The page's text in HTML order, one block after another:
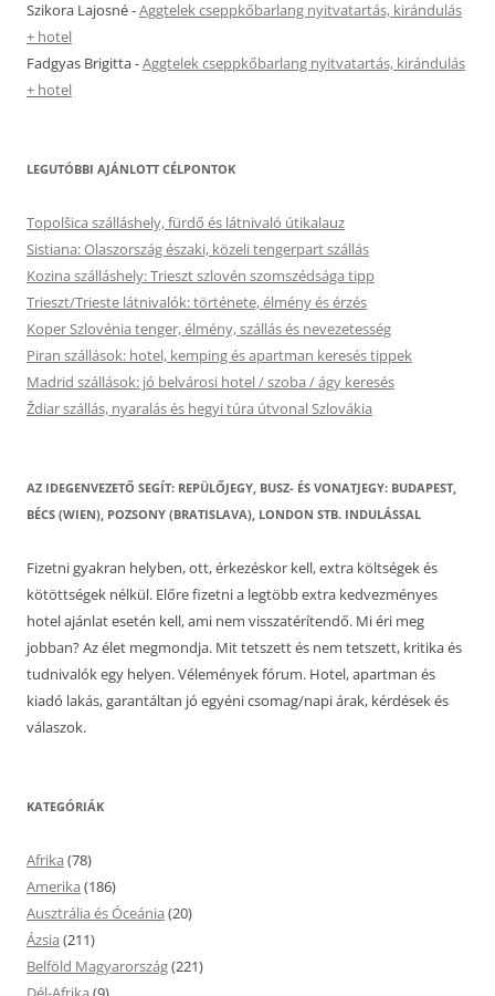
Szikora Lajosné-Aggtelek cseppkőbarlang nyitvatartás, kirándulás
+ hotel
Fadgyas Brigitta-Aggtelek cseppkőbarlang nyitvatartás, kirándulás
+ hotel
LEGUTÓBBI AJÁNLOTT CÉLPONTOK
Topolšica szálláshely, fürdő és látnivaló útikalauz
Sistiana: Olaszország északi, közeli tengerpart szállás
Kozina szálláshely: Trieszt szlovén szomszédsága tipp
Trieszt/Trieste látnivalók: története, élmény és érzés
Koper Szlovénia tenger, élmény, szállás és nevezetesség
Piran szállások: hotel, kemping és apartman keresés tippek
Madrid szállások: jó belvárosi hotel / szoba / ágy keresés
Ždiar szállás, nyaralás és hegyi túra útvonal Szlovákia
AZ IDEGENVEZETŐ SEGÍT: REPÜLŐJEGY, BUSZ- ÉS VONATJEGY: BUDAPEST,
BÉCS (WIEN), POZSONY (BRATISLAVA), LONDON STB. INDULÁSSAL
Fizetni gyakran helyben, ott, érkezéskor kell, extra költségek és
kötöttségek nélkül. Előre fizetni a legtöbb extra kedvezményes
hotel ajánlat esetén kell, ami nem visszatérítendő. Mi éri meg
jobban? Az élet megmondja. Mit tetszett és nem tetszett, kritika és
tudnivalók egy helyen. Vélemények fórum. Hotel, apartman és
kiadó lakás, garantáltan jó egyéni csomag/napi árak, kérdések és
válaszok.
KATEGÓRIÁK
Afrika (78)
Amerika (186)
Ausztrália és Óceánia (20)
Ázsia (211)
Belföld Magyarország(221)